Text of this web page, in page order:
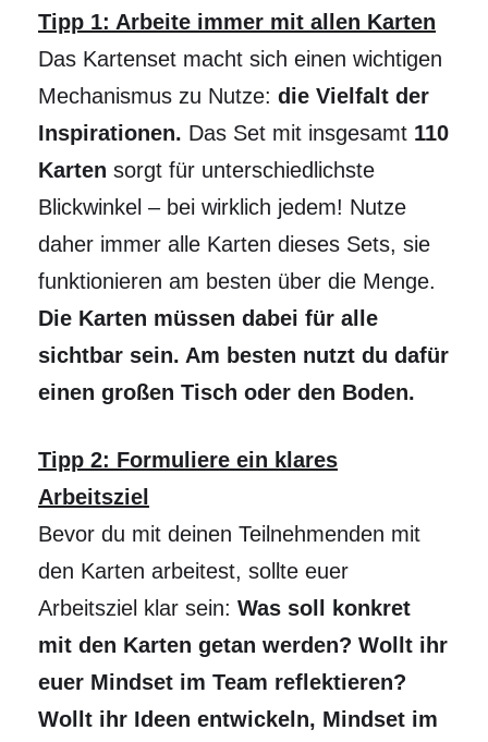
Tipp 1: Arbeite immer mit allen Karten
Das Kartenset macht sich einen wichtigen
Mechanismus zu Nutze: die Vielfalt der
Inspirationen. Das Set mit insgesamt 110
Karten sorgt für unterschiedlichste
Blickwinkel – bei wirklich jedem! Nutze
daher immer alle Karten dieses Sets, sie
funktionieren am besten über die Menge.
Die Karten müssen dabei für alle
sichtbar sein. Am besten nutzt du dafür
einen großen Tisch oder den Boden.
Tipp 2: Formuliere ein klares
Arbeitsziel
Bevor du mit deinen Teilnehmenden mit
den Karten arbeitest, sollte euer
Arbeitsziel klar sein: Was soll konkret
mit den Karten getan werden? Wollt ihr
euer Mindset im Team reflektieren?
Wollt ihr Ideen entwickeln, Mindset im